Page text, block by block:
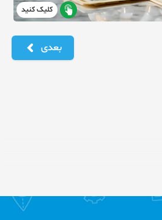
کلیک کنید
بعدی